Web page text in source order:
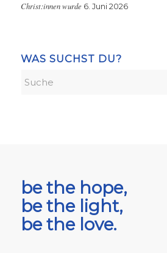
Christ:innen wurde 6. Juni 2026
WAS SUCHST DU?
be the hope,
be the light,
be the love.